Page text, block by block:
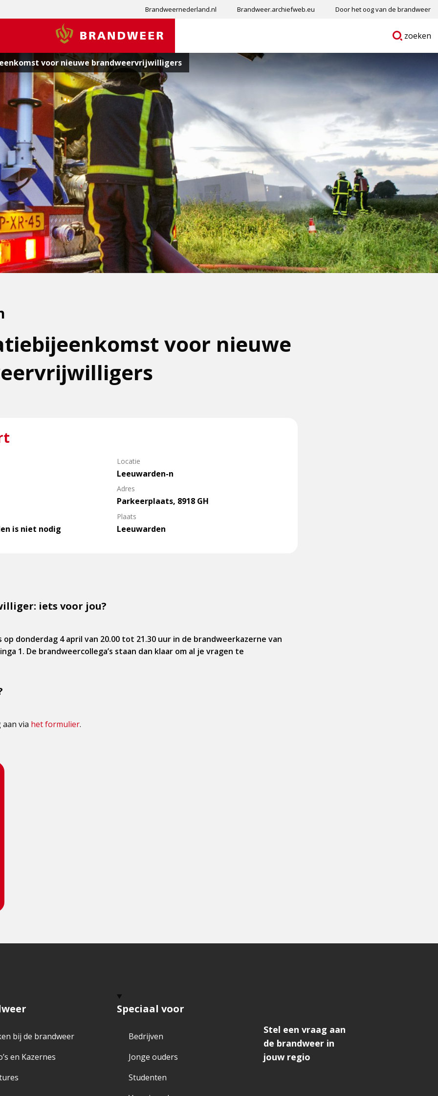
Brandweernederland.nl Brandweer.archiefweb.eu Door het oog van de brandweer
Brandweer
Ga
zoeken
voor nieuwe brandweervrijwilligers
voor nieuwe
is niet nodig
Locatie
Leeuwarden-n
Adres
Parkeerplaats, 8918 GH
Plaats
Leeuwarden
iets voor jou?
op donderdag 4 april van 20.00 tot 21.30 uur in de brandweerkazerne van
1. De brandweercollega’s staan dan klaar om al je vragen te
via het formulier.
bij de brandweer
en Kazernes
Speciaal voor
Bedrijven
Jonge ouders
Studenten
Stel een vraag aan
de brandweer in
jouw regio